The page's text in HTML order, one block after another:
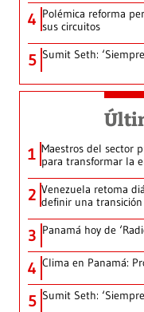
4 Polémica reforma
sus circuitos
5 Sumit Seth:
1 Maestros del sector
para transformar la
2 Venezuela retoma
definir una
3 Panamá hoy de
4 Clima en Panamá:
5 Sumit Seth: